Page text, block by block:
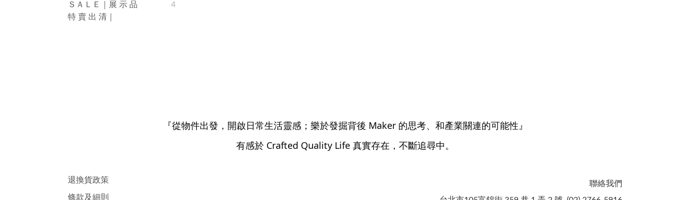
ＳＡＬＥ｜展 示 品
特 賣 出 清｜
4
『從物件出發，開啟日常生活靈感；樂於發掘背後 Maker 的思考、和產業關連的可能性』
有感於 Crafted Quality Life 真實存在，不斷追尋中。
退換貨政策
條款及細則
聯絡我們